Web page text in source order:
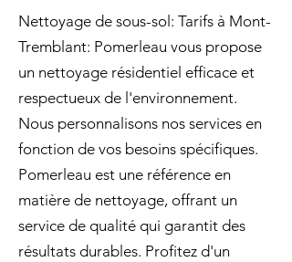
Nettoyage de sous-sol: Tarifs à Mont-
Tremblant: Pomerleau vous propose
un nettoyage résidentiel efficace et
respectueux de l'environnement.
Nous personnalisons nos services en
fonction de vos besoins spécifiques.
Pomerleau est une référence en
matière de nettoyage, offrant un
service de qualité qui garantit des
résultats durables. Profitez d'un